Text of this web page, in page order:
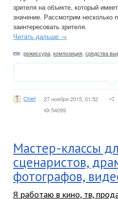
зрителя на объекте, который
значение. Рассмотрим несколько
заинтересовать зрителя.
Читать дальше →
режиссура композиция средства
Chief 27 ноября 2015, 01:52
54099
Мастер-классы
сценаристов,
фотографов,
Я работаю в кино, тв,